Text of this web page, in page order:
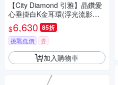
【City Diamond 引雅】晶鑽愛
心垂掛白K金耳環(浮光流影系
列)
$6,630 85折
挑戰低價 券
加入購物車